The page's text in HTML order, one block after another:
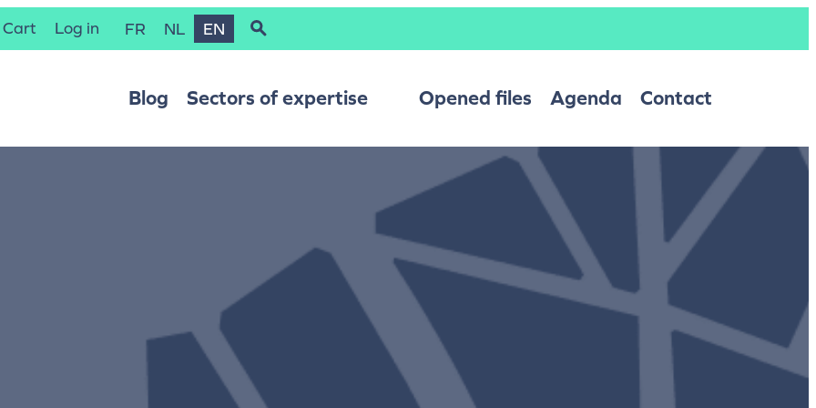
Cart Log in FR NL EN
Blog Sectors of expertise Opened files Agenda Contact